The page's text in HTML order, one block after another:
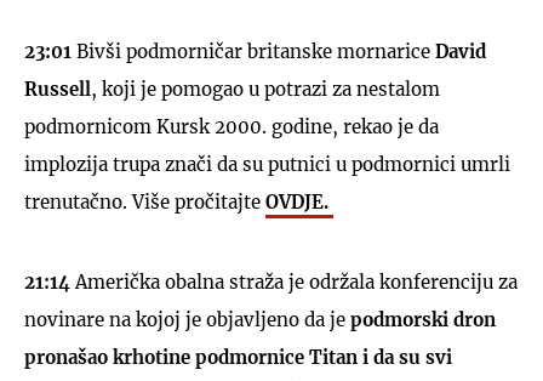
23:01 Bivši podmorničar britanske mornarice David
Russell, koji je pomogao u potrazi za nestalom
podmornicom Kursk 2000. godine, rekao je da
implozija trupa znači da su putnici u podmornici umrli
trenutačno. Više pročitajte OVDJE.
21:14Američka obalna straža je održala konferenciju za
novinare na kojoj je objavljeno da je podmorski dron
pronašao krhotine podmornice Titan i da su svi